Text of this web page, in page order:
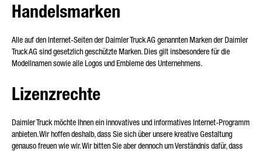
IHRE NACHRICHT (OPTIONAL)
Handelsmarken
Alle auf den Internet-Seiten der Daimler Truck AG genannten Marken der Daimler
Truck AG sind gesetzlich geschützte Marken. Dies gilt insbesondere für die
Modellnamen sowie alle Logos und Embleme des Unternehmens.
Lizenzrechte
Daimler Truck möchte Ihnen ein innovatives und informatives Internet-Programm
anbieten. Wir hoffen deshalb, dass Sie sich über unsere kreative Gestaltung
genauso freuen wie wir. Wir bitten Sie aber dennoch um Verständnis dafür, dass